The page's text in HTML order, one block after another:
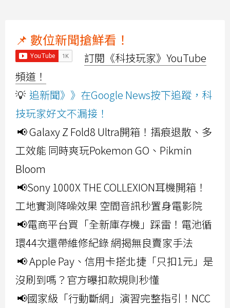
📌 數位新聞搶鮮看！
訂閱《科技玩家》YouTube
頻道！
💡 追新聞》》在Google News按下追蹤，科
技玩家好文不漏接！
📢 Galaxy Z Fold8 Ultra開箱！摺痕退散、多
工效能 同時爽玩Pokemon GO、Pikmin
Bloom
📢Sony 1000X THE COLLEXION耳機開箱！
工地實測降噪效果 空間音訊秒置身電影院
📢電商平台買「全新庫存機」踩雷！電池循
環44次還帶維修紀錄 網揭無良賣家手法
📢 Apple Pay、信用卡搭北捷「只扣1元」是
沒刷到嗎？官方曝扣款規則秒懂
📢國家級「行動斷網」演習完整指引！NCC